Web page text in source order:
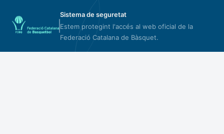
Sistema de seguretat
Estem protegint l'accés al web oficial de la
Federació Catalana de Bàsquet.